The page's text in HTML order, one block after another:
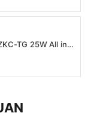
TG 25W All in